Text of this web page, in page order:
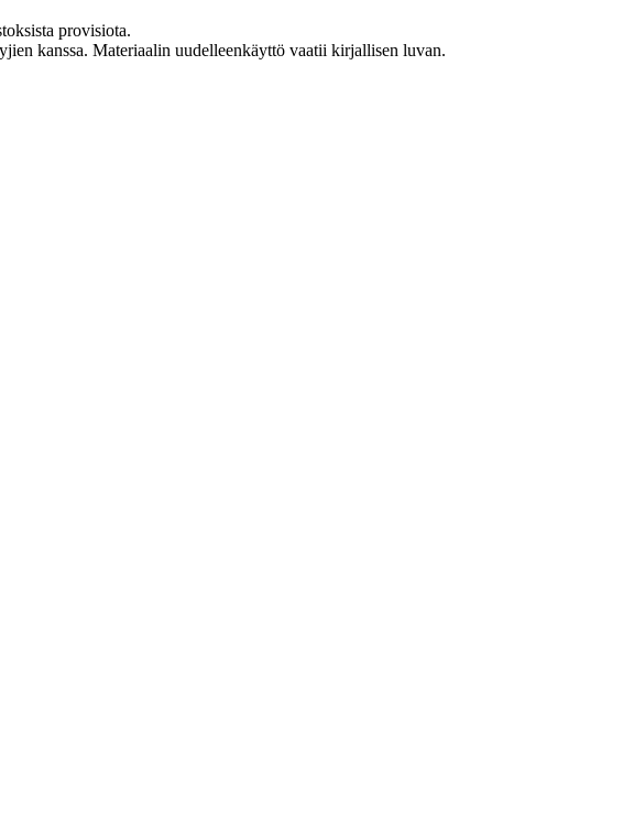
provisiota.
kanssa. Materiaalin uudelleenkäyttö vaatii kirjallisen luvan.